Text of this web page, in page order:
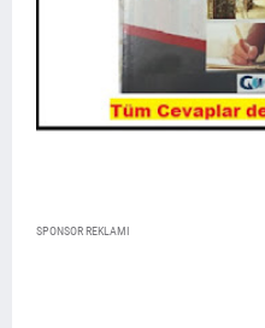
SPONSOR REKLAMI